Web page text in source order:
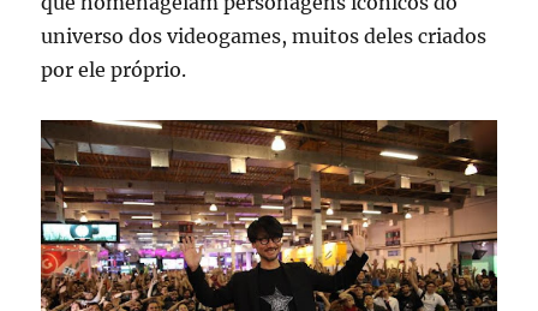
universo dos videogames, muitos deles criados
por ele próprio.